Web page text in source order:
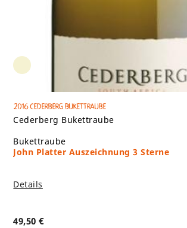
2016 Cederberg Bukettraube
Cederberg Bukettraube
Bukettraube
John Platter Auszeichnung 3 Sterne
Details
49,50€